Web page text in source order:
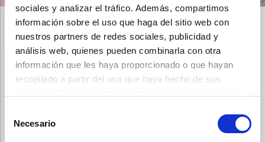
sociales y analizar el tráfico. Además, compartimos
información sobre el uso que haga del sitio web con
nuestros partners de redes sociales, publicidad y
análisis web, quienes pueden combinarla con otra
información que les haya proporcionado o que hayan
recopilado a partir del uso que haya hecho de sus
Necesario
dermatrans 15mg
Publicado8 octubre, 2014a las 1712 × 1142endermatrans